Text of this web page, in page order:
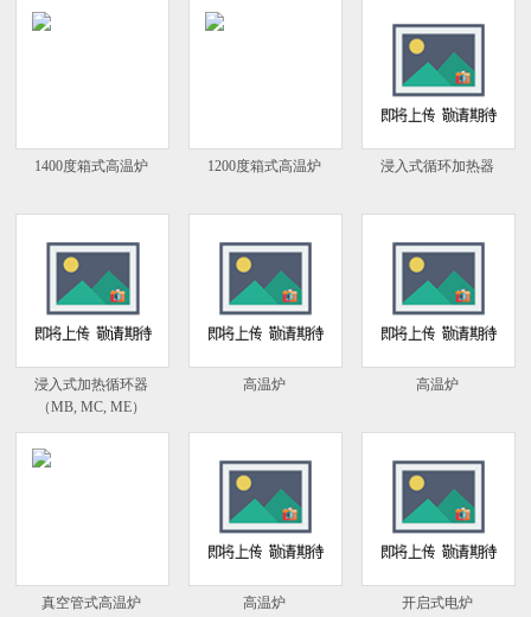
1400度箱式高温炉 1200度箱式高温炉 浸入式循环加热器
浸入式加热循环器
（MB, MC, ME）
高温炉 高温炉
真空管式高温炉 高温炉 开启式电炉